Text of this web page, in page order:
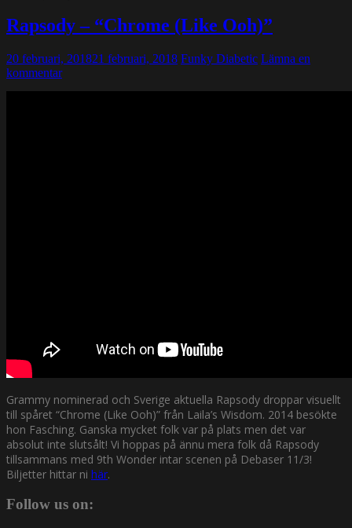
Rapsody – “Chrome (Like Ooh)”
20 februari, 201821 februari, 2018 Funky Diabetic Lämna en
kommentar
Grammy nominerad och Sverige aktuella Rapsody droppar visuellt
till spåret “Chrome (Like Ooh)” från Laila’s Wisdom. 2014 besökte
hon Fasching. Ganska mycket folk var på plats men det var
absolut inte slutsålt! Vi hoppas på ännu mera folk då Rapsody
tillsammans med 9th Wonder intar scenen på Debaser 11/3!
Biljetter hittar ni här.
Follow us on: